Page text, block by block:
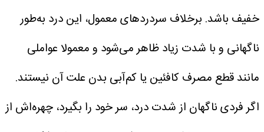
خفیف باشد. برخلاف سردردهای معمول، این درد به‌طور
ناگهانی و با شدت زیاد ظاهر می‌شود و معمولا عواملی
مانند قطع مصرف کافئین یا کم‌آبی بدن علت آن نیستند.
اگر فردی ناگهان از شدت درد، سر خود را بگیرد، چهره‌اش از